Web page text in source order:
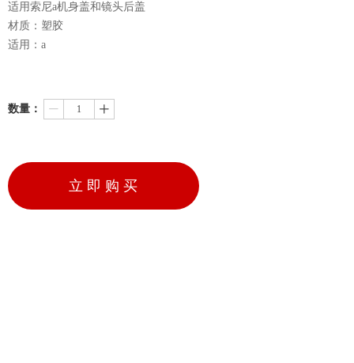
适用索尼a机身盖和镜头后盖
材质：塑胶
适用：a
数量： ꄷ ꄸ
立 即 购 买